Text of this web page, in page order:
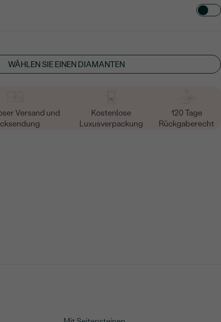
WÄHLEN SIE EINEN DIAMANTEN
Versand und
Kostenlose
Luxusverpackung
120 Tage
Rückgaberecht